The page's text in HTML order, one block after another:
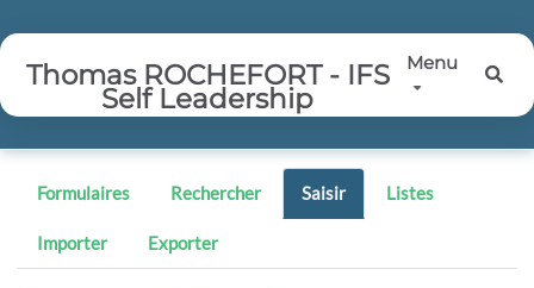
Thomas ROCHEFORT - IFS
Self Leadership
Menu
Formulaires Rechercher Saisir Listes
Importer Exporter